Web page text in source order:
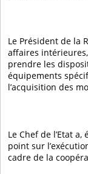
Le Président de la
affaires
prendre les
équipements
l’acquisition des
Le Chef de l’Etat
point sur
cadre de la